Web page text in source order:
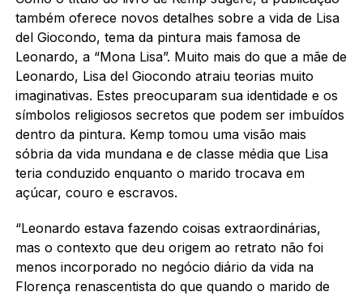
também oferece novos detalhes sobre a vida de Lisa
del Giocondo, tema da pintura mais famosa de
Leonardo, a “Mona Lisa”. Muito mais do que a mãe de
Leonardo, Lisa del Giocondo atraiu teorias muito
imaginativas. Estes preocuparam sua identidade e os
símbolos religiosos secretos que podem ser imbuídos
dentro da pintura. Kemp tomou uma visão mais
sóbria da vida mundana e de classe média que Lisa
teria conduzido enquanto o marido trocava em
açúcar, couro e escravos.
“Leonardo estava fazendo coisas extraordinárias,
mas o contexto que deu origem ao retrato não foi
menos incorporado no negócio diário da vida na
Florença renascentista do que quando o marido de